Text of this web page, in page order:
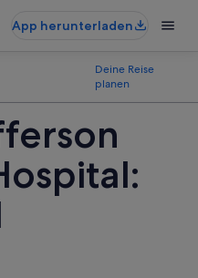
App herunterladen
Deine Reise
planen